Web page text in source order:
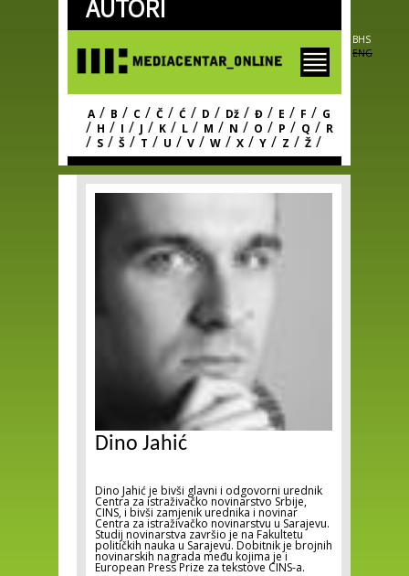
Skip to
main
AUTORI
BHS
ENG
A / B / C / Č / Ć / D / Dž / Đ / E / F / G
/ H / I / J / K / L / M / N / O / P / Q / R
/ S / Š / T / U / V / W / X / Y / Z / Ž /
Dino Jahić
Dino Jahić je bivši glavni i odgovorni urednik
Centra za istraživačko novinarstvo Srbije,
CINS, i bivši zamjenik urednika i novinar
Centra za istraživačko novinarstvu u Sarajevu.
Studij novinarstva završio je na Fakultetu
političkih nauka u Sarajevu. Dobitnik je brojnih
novinarskih nagrada među kojima je i
European Press Prize za tekstove CINS-a.